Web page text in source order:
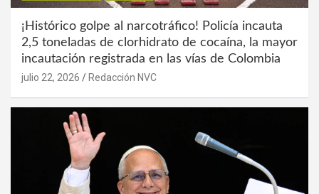
¡Histórico golpe al narcotráfico! Policía incauta
2,5 toneladas de clorhidrato de cocaína, la mayor
incautación registrada en las vías de Colombia
julio 22, 2026 Redacción NVC